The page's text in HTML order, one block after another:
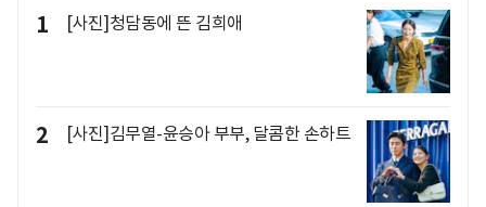
1 [사진]청담동에 뜬 김희애
2 [사진]김무열-윤승아 부부, 달콤한 손하트